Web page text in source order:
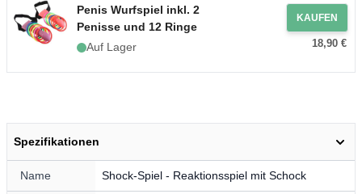
Penis Wurfspiel inkl. 2
Penisse und 12 Ringe
Auf Lager
KAUFEN
18,90 €
Spezifikationen
Name Shock-Spiel - Reaktionsspiel mit Schock